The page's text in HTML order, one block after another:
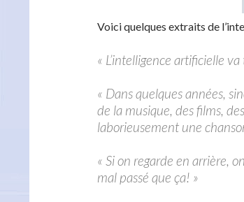
Voici quelques extraits de
« L’intelligence artificielle
« Dans quelques années,
de la musique, des films,
laborieusement une
« Si on regarde en arrière,
mal passé que ça! »